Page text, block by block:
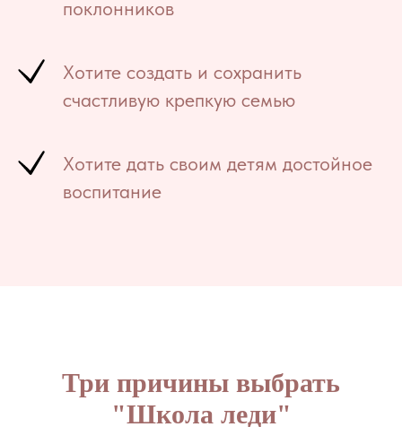
поклонников
Хотите создать и сохранить
счастливую крепкую семью
Хотите дать своим детям достойное
воспитание
Три причины выбрать
"Школа леди"